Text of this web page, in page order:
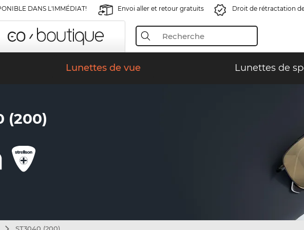
DANS L'IMMÉDIAT! Envoi aller et retour gratuits Droit de rétractation
Lunettes de vue Lunettes de
(200)